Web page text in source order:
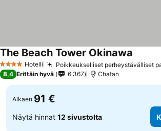
4 Tähtiluokitus
Hotelli Poikkeukselliset perheystävälliset
The Beach Tower Okinawa
8,4 Erittäin hyvä 6 367 Chatan
Alkaen 91 €
Näytä hinnat 12 sivustolta